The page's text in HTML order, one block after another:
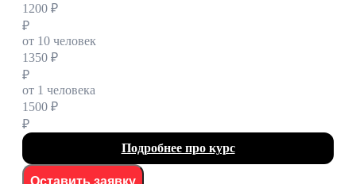
1200 ₽
₽
от 10 человек
1350 ₽
₽
от 1 человека
1500 ₽
₽
Подробнее про курс
Оставить заявку